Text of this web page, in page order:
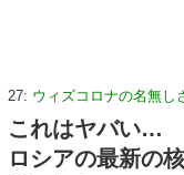
27: ウィズコロナの名無し
これはヤバい…
ロシアの最新の